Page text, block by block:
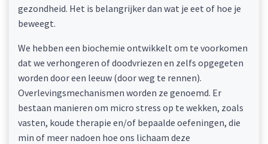
gezondheid. Het is belangrijker dan wat je eet of hoe je
beweegt.
We hebben een biochemie ontwikkelt om te voorkomen
dat we verhongeren of doodvriezen en zelfs opgegeten
worden door een leeuw (door weg te rennen).
Overlevingsmechanismen worden ze genoemd. Er
bestaan manieren om micro stress op te wekken, zoals
vasten, koude therapie en/of bepaalde oefeningen, die
min of meer nadoen hoe ons lichaam deze